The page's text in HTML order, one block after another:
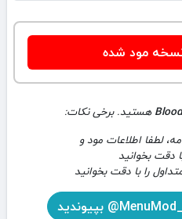
نسخه مود شده
هستید. برخی نکات:
لطفا اطلاعات مود و
دقت بخوانید
را با دقت بخوانید